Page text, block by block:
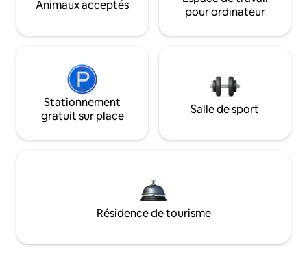
Animaux acceptés
pour ordinateur
Stationnement
gratuit sur place
Salle de sport
Résidence de tourisme